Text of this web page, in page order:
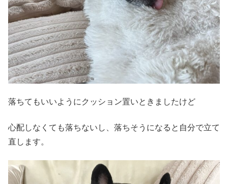
落ちてもいいようにクッション置いときましたけど
心配しなくても落ちないし、落ちそうになると自分で立て
直します。